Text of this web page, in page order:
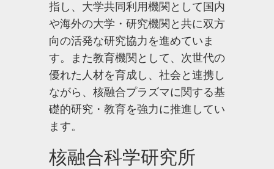
指し、大学共同利用機関として国内
や海外の大学・研究機関と共に双方
向の活発な研究協力を進めていま
す。また教育機関として、次世代の
優れた人材を育成し、社会と連携し
ながら、核融合プラズマに関する基
礎的研究・教育を強力に推進してい
ます。
核融合科学研究所